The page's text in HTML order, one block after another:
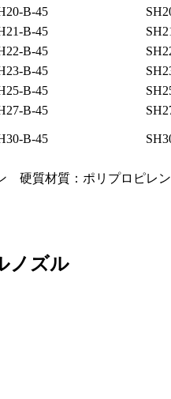
B-45
B-45
B-45
B-45
B-45
B-45
B-45
硬質材質：ポリプロピレン
ノズル